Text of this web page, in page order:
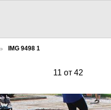
IMG 9498 1
11 от 42